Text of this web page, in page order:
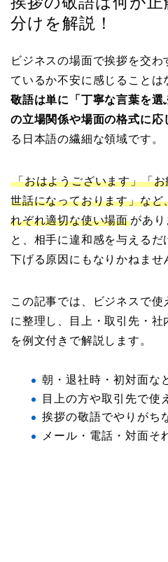
分けを解説！
ビジネスの場面で挨拶を交わ
ているか不安に感じることは
敬語は単に「丁寧な言葉を選
の立場関係や場面の格式に応
る日本語の繊細な領域です。
「おはようございます」「
世話になっております」な
れぞれ適切な使い場面 があり
と、相手に違和感を与える
下げる原因にもなりかねませ
この記事では、ビジネスで使
に整理し、目上・取引先・社
を例文付きで解説します。
朝・退社時・初対面な
目上の方や取引先で使
挨拶の敬語でやりがち
メール・電話・対面そ